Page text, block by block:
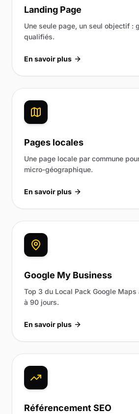
Landing Page
Une seule page, un seul objectif :
qualifiés.
En savoir plus
Pages locales
Une page locale par commune
micro-géographique.
En savoir plus
Google My Business
Top 3 du Local Pack Google Maps
à 90 jours.
En savoir plus
Référencement SEO